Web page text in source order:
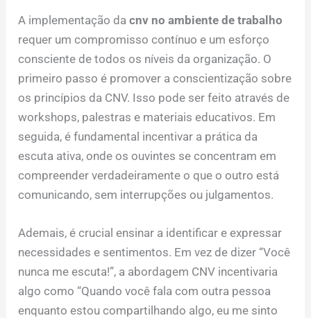
A implementação dacnv no ambiente de trabalho
requer um compromisso contínuo e um esforço
consciente de todos os níveis da organização. O
primeiro passo é promover a conscientização sobre
os princípios da CNV. Isso pode ser feito através de
workshops, palestras e materiais educativos. Em
seguida, é fundamental incentivar a prática da
escuta ativa, onde os ouvintes se concentram em
compreender verdadeiramente o que o outro está
comunicando, sem interrupções ou julgamentos.
Ademais, é crucial ensinar a identificar e expressar
necessidades e sentimentos. Em vez de dizer “Você
nunca me escuta!”, a abordagem CNV incentivaria
algo como “Quando você fala com outra pessoa
enquanto estou compartilhando algo, eu me sinto